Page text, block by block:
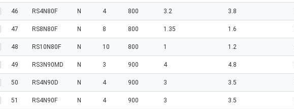
46 RS4N80F N 4 800 3.2 3.8
47 RS8N80F N 8 800 1.35 1.6
48 RS10N80F N 10 800 1 1.2
49 RS3N90MD N 3 900 4 4.8
50 RS4N90D N 4 900 3 3.5
51 RS4N90F N 4 900 3 3.5